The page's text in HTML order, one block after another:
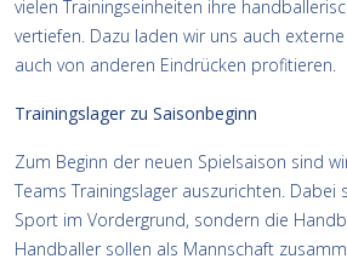
vielen Trainingseinheiten ihre
vertiefen. Dazu laden wir uns auch
auch von anderen Eindrücken profitieren.
Trainingslager zu Saisonbeginn
Zum Beginn der neuen Spielsaison sind
Teams Trainingslager auszurichten.
Sport im Vordergrund, sondern die
Handballer sollen als Mannschaft